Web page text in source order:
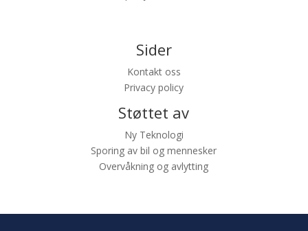
Sider
Kontakt oss
Privacy policy
Støttet av
Ny Teknologi
Sporing av bil og mennesker
Overvåkning og avlytting